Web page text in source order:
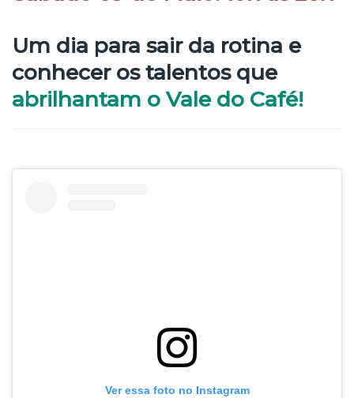
Um dia para sair da rotina e
conhecer os talentos que
abrilhantam o Vale do Café!
Ver essa foto no Instagram